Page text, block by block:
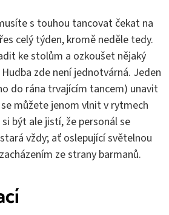
s touhou tancovat čekat na
celý týden, kromě neděle tedy.
ke stolům a ozkoušet nějaký
zde není jednotvárná. Jeden
do rána trvajícím tancem) unavit
můžete jenom vlnit v rytmech
být ale jistí, že personál se
vždy; ať oslepující světelnou
ze strany barmanů.